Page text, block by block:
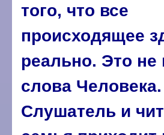
того, что все
происходящее
реально. Это не
слова Человека.
Слушатель и